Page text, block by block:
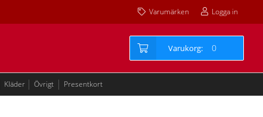
Varumärken Logga in
0
Kläder Övrigt Presentkort